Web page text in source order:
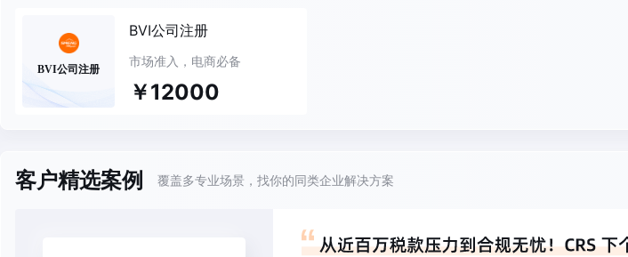
BVI公司注册
BVI公司注册
市场准入，电商必备
￥12000
客户精选案例 覆盖多专业场景，找你的同类企业解决方案